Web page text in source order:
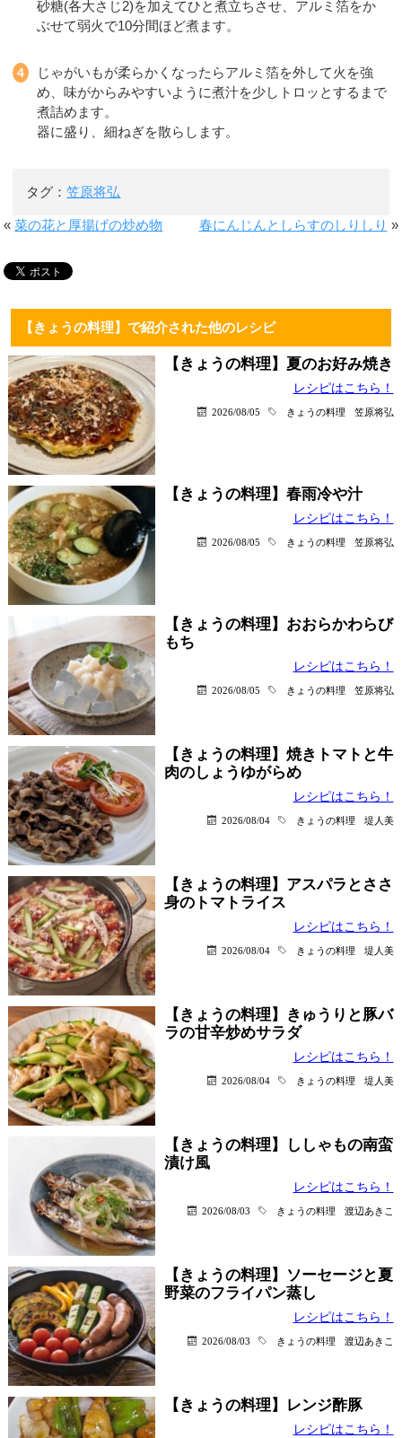
砂糖(各大さじ2)を加えてひと煮立ちさせ、アルミ箔をか
ぶせて弱火で10分間ほど煮ます。
じゃがいもが柔らかくなったらアルミ箔を外して火を強
め、味がからみやすいように煮汁を少しトロッとするまで
煮詰めます。
器に盛り、細ねぎを散らします。
タグ：笠原将弘
«菜の花と厚揚げの炒め物 春にんじんとしらすのしりしり »
【きょうの料理】で紹介された他のレシピ
【きょうの料理】夏のお好み焼き
レシピはこちら！
2026/08/05 きょうの料理 笠原将弘
【きょうの料理】春雨冷や汁
レシピはこちら！
2026/08/05 きょうの料理 笠原将弘
【きょうの料理】おおらかわらび
もち
レシピはこちら！
2026/08/05 きょうの料理 笠原将弘
【きょうの料理】焼きトマトと牛
肉のしょうゆがらめ
レシピはこちら！
2026/08/04 きょうの料理 堤人美
【きょうの料理】アスパラとささ
身のトマトライス
レシピはこちら！
2026/08/04 きょうの料理 堤人美
【きょうの料理】きゅうりと豚バ
ラの甘辛炒めサラダ
レシピはこちら！
2026/08/04 きょうの料理 堤人美
【きょうの料理】ししゃもの南蛮
漬け風
レシピはこちら！
2026/08/03 きょうの料理 渡辺あきこ
【きょうの料理】ソーセージと夏
野菜のフライパン蒸し
レシピはこちら！
2026/08/03 きょうの料理 渡辺あきこ
【きょうの料理】レンジ酢豚
レシピはこちら！